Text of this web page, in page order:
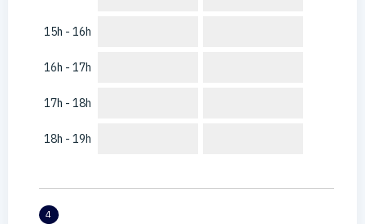
15h - 16h
16h - 17h
17h - 18h
18h - 19h
4